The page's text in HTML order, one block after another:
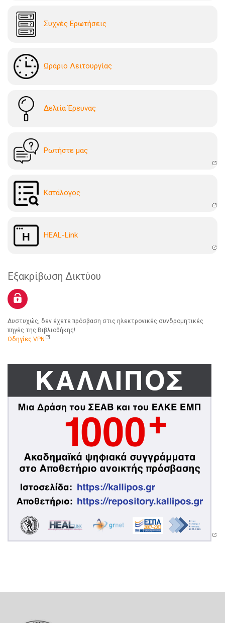
Συχνές Ερωτήσεις
Ωράριο Λειτουργίας
Δελτία Έρευνας
Ρωτήστε μας
Kατάλογoς
HEAL-Link
Εξακρίβωση Δικτύου
Δυστυχώς, δεν έχετε πρόσβαση στις ηλεκτρονικές συνδρομητικές
πηγές της Βιβλιοθήκης!
Οδηγίες VPN